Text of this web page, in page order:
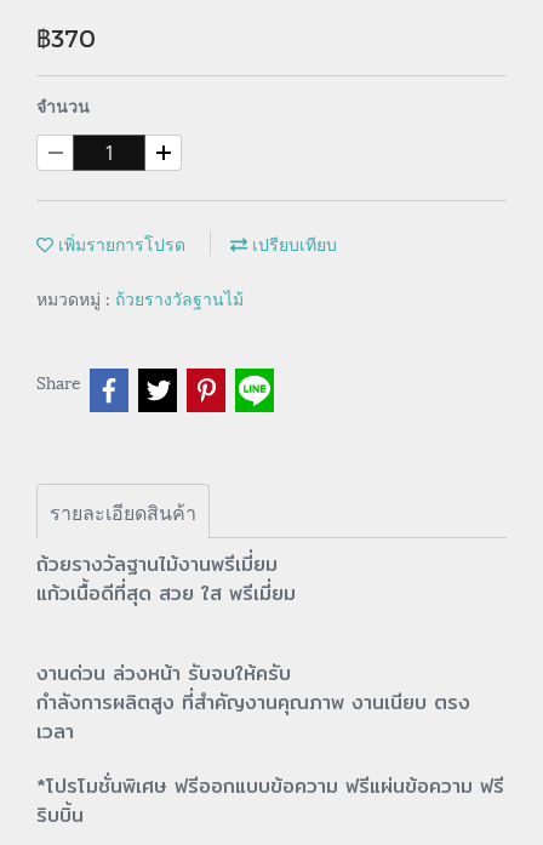
฿370
จำนวน
เพิ่มรายการโปรด เปรียบเทียบ
หมวดหมู่ : ถ้วยรางวัลฐานไม้
Share
รายละเอียดสินค้า
ถ้วยรางวัลฐานไม้งานพรีเมี่ยม
แก้วเนื้อดีที่สุด สวย ใส พรีเมี่ยม
งานด่วน ล่วงหน้า รับจบให้ครับ
กำลังการผลิตสูง ที่สำคัญงานคุณภาพ งานเนียบ ตรง
เวลา
*โปรโมชั่นพิเศษ ฟรีออกแบบข้อความ ฟรีแผ่นข้อความ ฟรี
ริบบิ้น